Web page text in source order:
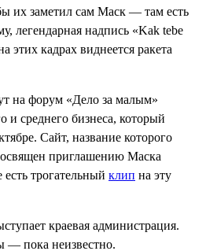
их заметил сам Маск — там есть
легендарная надпись «Kak tebe
этих кадрах виднеется ракета
на форум «Дело за малым»
и среднего бизнеса, который
Сайт, название которого
приглашению Маска
трогательный клип на эту
краевая администрация.
— пока неизвестно.